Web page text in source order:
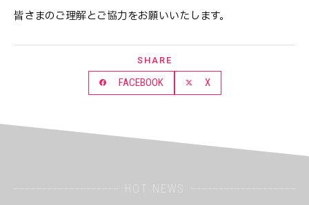
皆さまのご理解とご協力をお願いいたします。
SHARE
FACEBOOK X
HOT NEWS